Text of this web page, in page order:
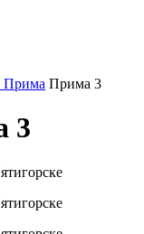
Прима Прима 3
3